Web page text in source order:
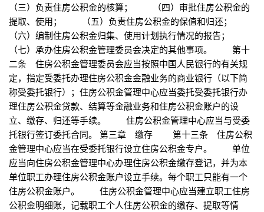
（三）负责住房公积金的核算； （四）审批住房公积金的
提取、使用； （五）负责住房公积金的保值和归还；
（六）编制住房公积金归集、使用计划执行情况的报告；
（七）承办住房公积金管理委员会决定的其他事项。 第十
二条 住房公积金管理委员会应当按照中国人民银行的有关规
定，指定受委托办理住房公积金金融业务的商业银行（以下简
称受委托银行）；住房公积金管理中心应当委托受委托银行办
理住房公积金贷款、结算等金融业务和住房公积金账户的设
立、缴存、归还等手续。 住房公积金管理中心应当与受委
托银行签订委托合同。 第三章 缴存 第十三条 住房公积
金管理中心应当在受委托银行设立住房公积金专户。 单位
应当向住房公积金管理中心办理住房公积金缴存登记，并为本
单位职工办理住房公积金账户设立手续。每个职工只能有一个
住房公积金账户。 住房公积金管理中心应当建立职工住房
公积金明细账，记载职工个人住房公积金的缴存、提取等情